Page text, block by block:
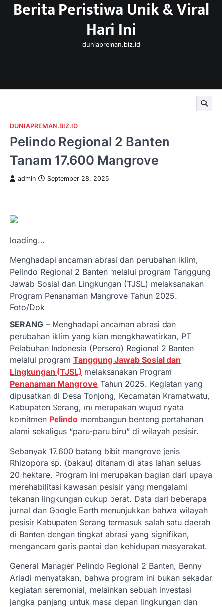
SkipBerita Peristiwa Unik & Viral
Hari Ini
duniapreman.biz.id
DUNIAPREMAN.BIZ.ID
Pelindo Regional 2 Banten
Tanam 17.600 Mangrove
admin September 28, 2025
loading…
Menghadapi ancaman abrasi dan perubahan iklim,
Pelindo Regional 2 Banten melalui program Tanggung
Jawab Sosial dan Lingkungan (TJSL) melaksanakan
Program Penanaman Mangrove Tahun 2025.
Foto/Dok
SERANG – Menghadapi ancaman abrasi dan
perubahan iklim yang kian mengkhawatirkan, PT
Pelabuhan Indonesia (Persero) Regional 2 Banten
melalui program Tanggung Jawab Sosial dan
Lingkungan (TJSL) melaksanakan Program
Penanaman Mangrove Tahun 2025. Kegiatan yang
dipusatkan di Desa Tonjong, Kecamatan Kramatwatu,
Kabupaten Serang, ini merupakan wujud nyata
komitmen Pelindo membangun benteng pertahanan
alami sekaligus “paru-paru biru” di wilayah pesisir.
Sebanyak 17.600 batang bibit mangrove jenis
Rhizopora sp. (bakau) ditanam di atas lahan seluas
20 hektare. Program ini merupakan bagian dari upaya
merehabilitasi kawasan pesisir yang mengalami
tekanan lingkungan cukup berat. Data dari beberapa
jurnal dan Google Earth menunjukkan bahwa wilayah
pesisir Kabupaten Serang termasuk salah satu daerah
di Banten dengan tingkat abrasi yang signifikan,
mengancam garis pantai dan kehidupan masyarakat.
General Manager Pelindo Regional 2 Banten, Benny
Ariadi menyatakan, bahwa program ini bukan sekadar
kegiatan seremonial, melainkan sebuah investasi
jangka panjang untuk masa depan lingkungan dan